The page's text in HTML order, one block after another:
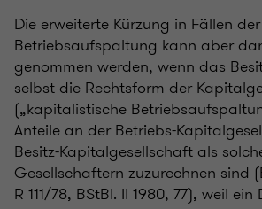
Die erweiterte Kürzung in Fällen der
Betriebsaufspaltung kann aber
genommen werden, wenn das
selbst die Rechtsform der
(„kapitalistische
Anteile an der Betriebs-
Besitz-Kapitalgesellschaft als
Gesellschaftern zuzurechnen sind
R 111/78, BStBl. II 1980, 77), weil